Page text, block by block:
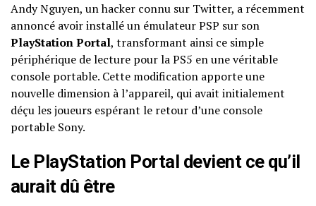
Andy Nguyen, un hacker connu sur Twitter, a récemment
annoncé avoir installé un émulateur PSP sur son
PlayStation Portal, transformant ainsi ce simple
périphérique de lecture pour la PS5 en une véritable
console portable. Cette modification apporte une
nouvelle dimension à l’appareil, qui avait initialement
déçu les joueurs espérant le retour d’une console
portable Sony.
Le PlayStation Portal devient ce qu’il
aurait dû être